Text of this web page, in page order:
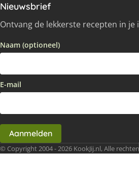
Nieuwsbrief
Ontvang de lekkerste recepten in je
Naam (optioneel)
E-mail
Aanmelden
© Copyright 2004 - 2026 KookJij.nl, Alle